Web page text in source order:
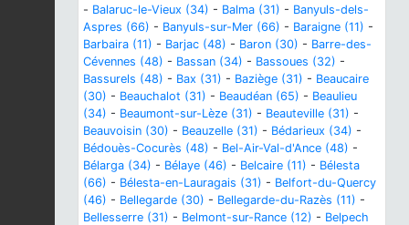
- Balaruc-le-Vieux (34) - Balma (31) - Banyuls-dels-
Aspres (66) - Banyuls-sur-Mer (66) - Baraigne (11) -
Barbaira (11) - Barjac (48) - Baron (30) - Barre-des-
Cévennes (48) - Bassan (34) - Bassoues (32) -
Bassurels (48) - Bax (31) - Baziège (31) - Beaucaire
(30) - Beauchalot (31) - Beaudéan (65) - Beaulieu
(34) - Beaumont-sur-Lèze (31) - Beauteville (31) -
Beauvoisin (30) - Beauzelle (31) - Bédarieux (34) -
Bédouès-Cocurès (48) - Bel-Air-Val-d'Ance (48) -
Bélarga (34) - Bélaye (46) - Belcaire (11) - Bélesta
(66) - Bélesta-en-Lauragais (31) - Belfort-du-Quercy
(46) - Bellegarde (30) - Bellegarde-du-Razès (11) -
Bellesserre (31) - Belmont-sur-Rance (12) - Belpech